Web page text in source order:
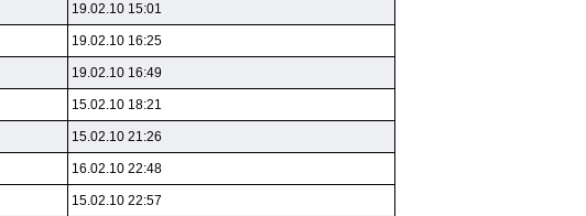
19.02.10 15:01
19.02.10 16:25
19.02.10 16:49
15.02.10 18:21
15.02.10 21:26
16.02.10 22:48
15.02.10 22:57